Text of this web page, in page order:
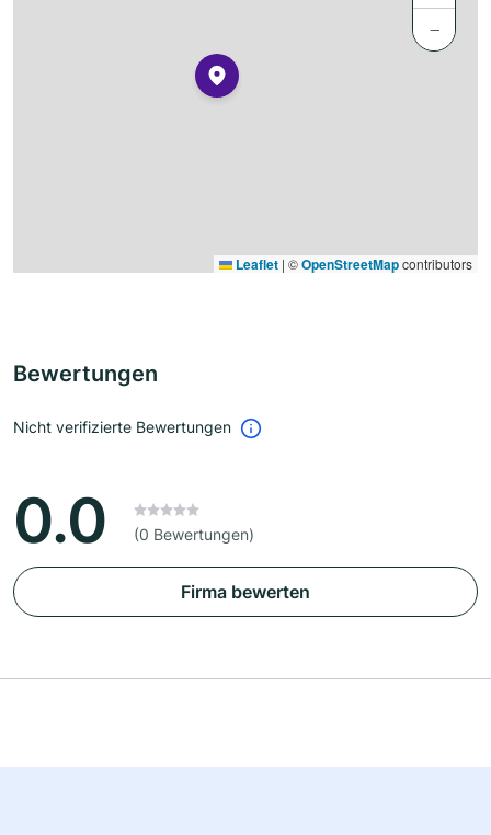
−
Leaflet | ©OpenStreetMapcontributors
Bewertungen
Nicht verifizierte Bewertungen
0.0 (0 Bewertungen)
Firma bewerten